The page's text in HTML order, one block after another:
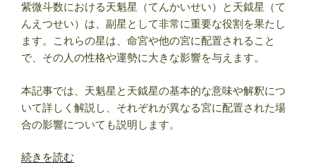
紫微斗数における天魁星（てんかいせい）と天鉞星（て
んえつせい）は、副星として非常に重要な役割を果たし
ます。これらの星は、命宮や他の宮に配置されること
で、その人の性格や運勢に大きな影響を与えます。
本記事では、天魁星と天鉞星の基本的な意味や解釈につ
いて詳しく解説し、それぞれが異なる宮に配置された場
合の影響についても説明します。
“紫
続きを読む